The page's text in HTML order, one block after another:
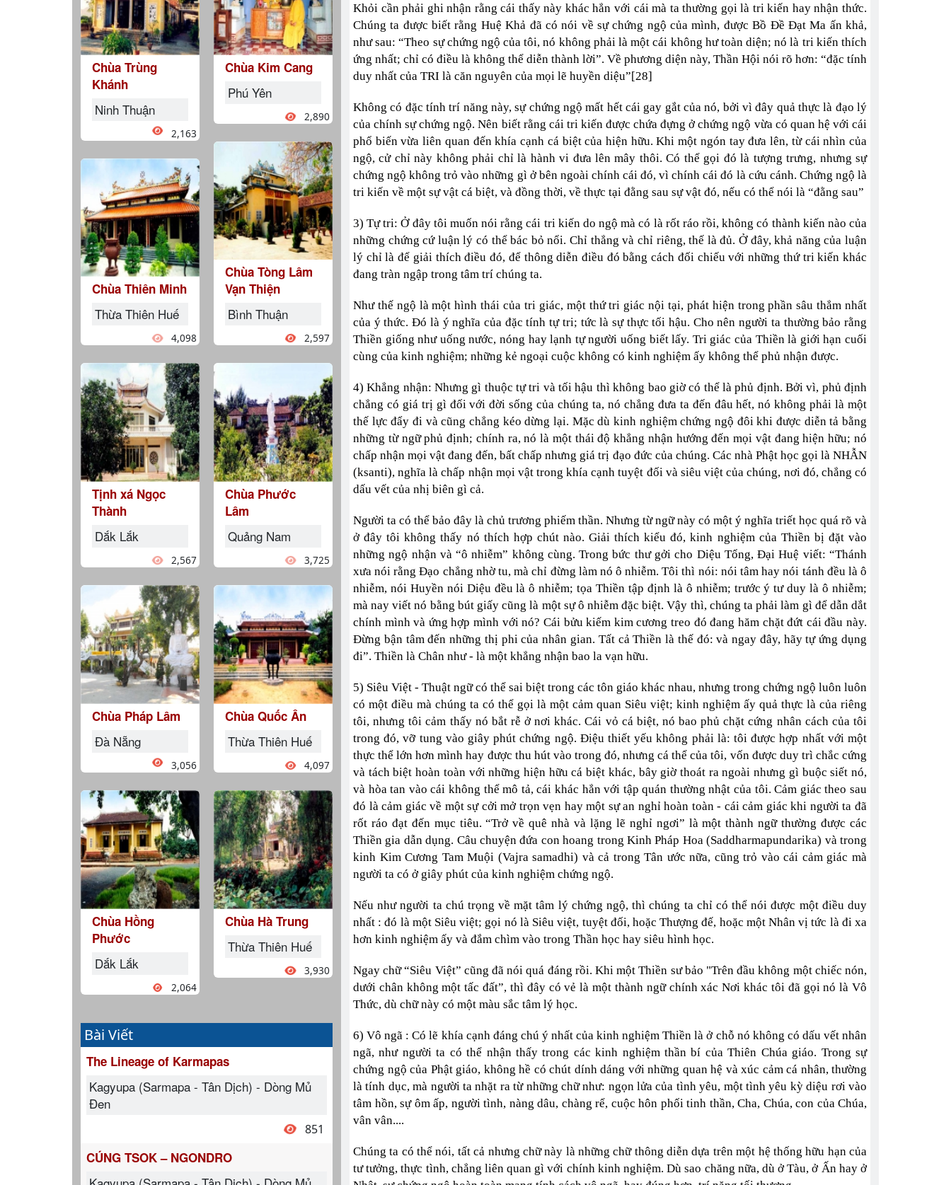
Chùa Trùng
Khánh
Ninh Thuận
2,163
Chùa Thiên Minh
Thừa Thiên Huế
4,098
Tịnh xá Ngọc
Thành
Dắk Lắk
2,567
Chùa Pháp Lâm
Đà Nẵng
3,056
Chùa Hồng
Phước
Dắk Lắk
2,064
Chùa Kim Cang
Phú Yên
2,890
Chùa Tòng Lâm
Vạn Thiện
Bình Thuận
2,597
Chùa Phước
Lâm
Quảng Nam
3,725
Chùa Quốc Ân
Thừa Thiên Huế
4,097
Chùa Hà Trung
Thừa Thiên Huế
3,930
Bài Viết
The Lineage of Karmapas
Kagyupa (Sarmapa - Tân Dịch) - Dòng Mủ
Đen
851
CÚNG TSOK – NGONDRO
Khỏi cần phải ghi nhận rằng cái thấy này khác hẳn với cái mà ta thường gọi là tri kiến hay nhận thức.
Chúng ta được biết rằng Huệ Khả đã có nói về sự chứng ngộ của mình, được Bồ Đề Đạt Ma ấn khả,
như sau: “Theo sự chứng ngộ của tôi, nó không phải là một cái không hư toàn diện; nó là tri kiến thích
ứng nhất; chỉ có điều là không thể diễn thành lời”. Về phương diện này, Thần Hội nói rõ hơn: “đặc tính
duy nhất của TRI là căn nguyên của mọi lẽ huyền diệu”[28]
Không có đặc tính trí năng này, sự chứng ngộ mất hết cái gay gắt của nó, bởi vì đây quả thực là đạo lý
của chính sự chứng ngộ. Nên biết rằng cái tri kiến được chứa đựng ở chứng ngộ vừa có quan hệ với cái
phổ biến vừa liên quan đến khía cạnh cá biệt của hiện hữu. Khi một ngón tay đưa lên, từ cái nhìn của
ngộ, cử chỉ này không phải chỉ là hành vi đưa lên mây thôi. Có thể gọi đó là tượng trưng, nhưng sự
chứng ngộ không trỏ vào những gì ở bên ngoài chính cái đó, vì chính cái đó là cứu cánh. Chứng ngộ là
tri kiến về một sự vật cá biệt, và đồng thời, về thực tại đằng sau sự vật đó, nếu có thể nói là “đằng sau”
3) Tự tri: Ở đây tôi muốn nói rằng cái tri kiến do ngộ mà có là rốt ráo rồi, không có thành kiến nào của
những chứng cứ luận lý có thể bác bỏ nổi. Chỉ thẳng và chỉ riêng, thế là đủ. Ở đây, khả năng của luận
lý chỉ là để giải thích điều đó, để thông diễn điều đó bằng cách đối chiếu với những thứ tri kiến khác
đang tràn ngập trong tâm trí chúng ta.
Như thế ngộ là một hình thái của tri giác, một thứ tri giác nội tại, phát hiện trong phần sâu thẳm nhất
của ý thức. Đó là ý nghĩa của đặc tính tự tri; tức là sự thực tối hậu. Cho nên người ta thường bảo rằng
Thiền giống như uống nước, nóng hay lạnh tự người uống biết lấy. Tri giác của Thiền là giới hạn cuối
cùng của kinh nghiệm; những kẻ ngoại cuộc không có kinh nghiệm ấy không thể phủ nhận được.
4) Khẳng nhận: Nhưng gì thuộc tự tri và tối hậu thì không bao giờ có thể là phủ định. Bởi vì, phủ định
chẳng có giá trị gì đối với đời sống của chúng ta, nó chẳng đưa ta đến đâu hết, nó không phải là một
thế lực đẩy đi và cũng chẳng kéo dừng lại. Mặc dù kinh nghiệm chứng ngộ đôi khi được diễn tả bằng
những từ ngữ phủ định; chính ra, nó là một thái độ khẳng nhận hướng đến mọi vật đang hiện hữu; nó
chấp nhận mọi vật đang đến, bất chấp nhưng giá trị đạo đức của chúng. Các nhà Phật học gọi là NHẪN
(ksanti), nghĩa là chấp nhận mọi vật trong khía cạnh tuyệt đối và siêu việt của chúng, nơi đó, chẳng có
dấu vết của nhị biên gì cả.
Người ta có thể bảo đây là chủ trương phiếm thần. Nhưng từ ngữ này có một ý nghĩa triết học quá rõ và
ở đây tôi không thấy nó thích hợp chút nào. Giải thích kiểu đó, kinh nghiệm của Thiền bị đặt vào
những ngộ nhận và “ô nhiễm” không cùng. Trong bức thư gởi cho Diệu Tổng, Đại Huệ viết: “Thánh
xưa nói rằng Đạo chẳng nhờ tu, mà chỉ đừng làm nó ô nhiễm. Tôi thì nói: nói tâm hay nói tánh đều là ô
nhiễm, nói Huyền nói Diệu đều là ô nhiễm; tọa Thiền tập định là ô nhiễm; trước ý tư duy là ô nhiễm;
mà nay viết nó bằng bút giấy cũng là một sự ô nhiễm đặc biệt. Vậy thì, chúng ta phải làm gì để dẫn dắt
chính mình và ứng hợp mình với nó? Cái bửu kiếm kim cương treo đó đang hăm chặt đứt cái đầu này.
Đừng bận tâm đến những thị phi của nhân gian. Tất cả Thiền là thế đó: và ngay đây, hãy tự ứng dụng
đi”. Thiền là Chân như - là một khẳng nhận bao la vạn hữu.
5) Siêu Việt - Thuật ngữ có thể sai biệt trong các tôn giáo khác nhau, nhưng trong chứng ngộ luôn luôn
có một điều mà chúng ta có thể gọi là một cảm quan Siêu việt; kinh nghiệm ấy quả thực là của riêng
tôi, nhưng tôi cảm thấy nó bắt rễ ở nơi khác. Cái vỏ cá biệt, nó bao phủ chặt cứng nhân cách của tôi
trong đó, vỡ tung vào giây phút chứng ngộ. Điệu thiết yếu không phải là: tôi được hợp nhất với một
thực thể lớn hơn mình hay được thu hút vào trong đó, nhưng cá thể của tôi, vốn được duy trì chắc cứng
và tách biệt hoàn toàn với những hiện hữu cá biệt khác, bây giờ thoát ra ngoài nhưng gì buộc siết nó,
và hòa tan vào cái không thể mô tả, cái khác hẳn với tập quán thường nhật của tôi. Cảm giác theo sau
đó là cảm giác về một sự cởi mở trọn vẹn hay một sự an nghỉ hoàn toàn - cái cảm giác khi người ta đã
rốt ráo đạt đến mục tiêu. “Trở về quê nhà và lặng lẽ nghỉ ngơi” là một thành ngữ thường được các
Thiền gia dẫn dụng. Câu chuyện đứa con hoang trong Kinh Pháp Hoa (Saddharmapundarika) và trong
kinh Kim Cương Tam Muội (Vajra samadhi) và cả trong Tân ước nữa, cũng trỏ vào cái cảm giác mà
người ta có ở giây phút của kinh nghiệm chứng ngộ.
Nếu như người ta chú trọng về mặt tâm lý chứng ngộ, thì chúng ta chỉ có thể nói được một điều duy
nhất : đó là một Siêu việt; gọi nó là Siêu việt, tuyệt đối, hoặc Thượng đế, hoặc một Nhân vị tức là đi xa
hơn kinh nghiệm ấy và đắm chìm vào trong Thần học hay siêu hình học.
Ngay chữ “Siêu Việt” cũng đã nói quá đáng rồi. Khi một Thiền sư bảo "Trên đầu không một chiếc nón,
dưới chân không một tấc đất”, thì đây có vẻ là một thành ngữ chính xác Nơi khác tôi đã gọi nó là Vô
Thức, dù chữ này có một màu sắc tâm lý học.
6) Vô ngã : Có lẽ khía cạnh đáng chú ý nhất của kinh nghiệm Thiền là ở chỗ nó không có dấu vết nhân
ngã, như người ta có thể nhận thấy trong các kinh nghiệm thần bí của Thiên Chúa giáo. Trong sự
chứng ngộ của Phật giáo, không hề có chút dính dáng với những quan hệ và xúc cảm cá nhân, thường
là tính dục, mà người ta nhặt ra từ những chữ như: ngọn lửa của tình yêu, một tình yêu kỳ diệu rơi vào
tâm hồn, sự ôm ấp, người tình, nàng dâu, chàng rể, cuộc hôn phối tinh thần, Cha, Chúa, con của Chúa,
vân vân....
Chúng ta có thể nói, tất cả nhưng chữ này là những chữ thông diễn dựa trên một hệ thống hữu hạn của
tư tưởng, thực tình, chẳng liên quan gì với chính kinh nghiệm. Dù sao chăng nữa, dù ở Tàu, ở Ấn hay ở